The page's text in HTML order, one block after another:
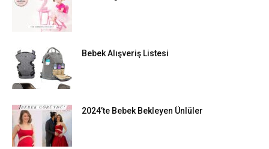
Bebek Alışveriş Listesi
2024’te Bebek Bekleyen Ünlüler